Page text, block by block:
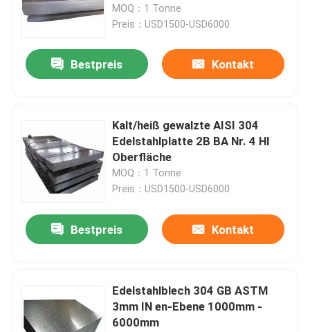
MOQ：1 Tonne
Preis：USD1500-USD6000
Bestpreis Kontakt
Kalt/heiß gewalzte AISI 304
Edelstahlplatte 2B BA Nr. 4 Hl
Oberfläche
MOQ：1 Tonne
Preis：USD1500-USD6000
Bestpreis Kontakt
Edelstahlblech 304 GB ASTM
3mm IN en-Ebene 1000mm -
6000mm